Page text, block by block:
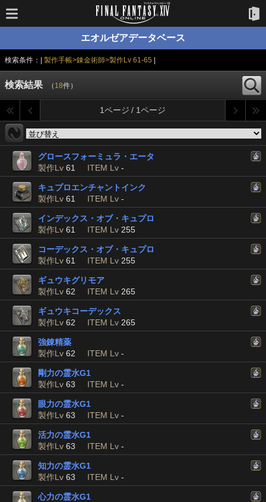
エオルゼアデータベース
検索条件：| 製作手帳>錬金術師>製作Lv 61-65
検索結果 （ 18件）
1ページ / 1ページ
グロースフォーミュラ・エータ
製作Lv 61 ITEM Lv -
キュプロエンチャントインク
製作Lv 61 ITEM Lv -
インデックス・オブ・キュプロ
製作Lv 61 ITEM Lv 255
コーデックス・オブ・キュプロ
製作Lv 61 ITEM Lv 255
ギュウキグリモア
製作Lv 62 ITEM Lv 265
ギュウキコーデックス
製作Lv 62 ITEM Lv 265
強錬精薬
製作Lv 62 ITEM Lv -
剛力の霊水G1
製作Lv 63 ITEM Lv -
眼力の霊水G1
製作Lv 63 ITEM Lv -
活力の霊水G1
製作Lv 63 ITEM Lv -
知力の霊水G1
製作Lv 63 ITEM Lv -
心力の霊水G1